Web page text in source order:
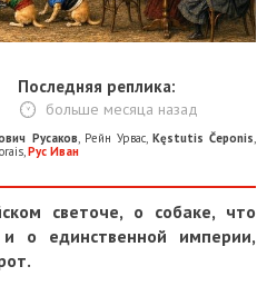
Последняя реплика:
больше месяца назад
Русаков, Рейн Урвас, Kęstutis Čeponis,
,Рус Иван
светоче, о собаке, что
о единственной империи,